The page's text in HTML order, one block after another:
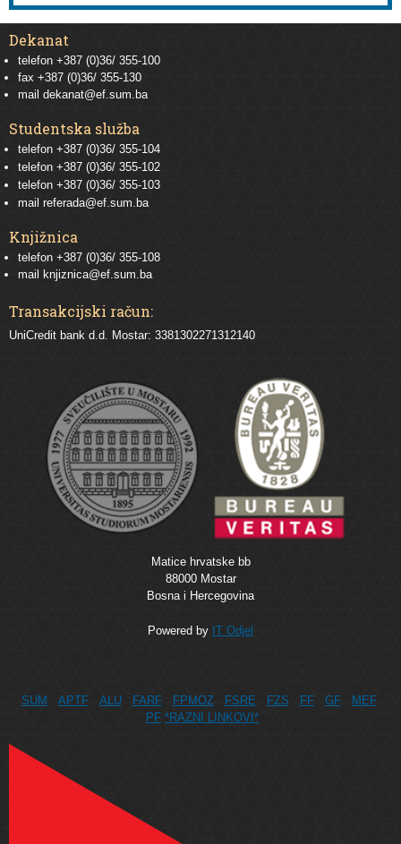
Dekanat
telefon +387 (0)36/ 355-100
fax +387 (0)36/ 355-130
mail dekanat@ef.sum.ba
Studentska služba
telefon +387 (0)36/ 355-104
telefon +387 (0)36/ 355-102
telefon +387 (0)36/ 355-103
mail referada@ef.sum.ba
Knjižnica
telefon +387 (0)36/ 355-108
mail
knjiznica@ef.sum.ba
Transakcijski račun:
UniCredit bank d.d. Mostar: 3381302271312140
Matice hrvatske bb
88000 Mostar
Bosna i Hercegovina
Powered by IT Odjel
SUM APTF ALU FARF FPMOZ FSRE FZS FF GF
MEF
PF *RAZNI LINKOVI*